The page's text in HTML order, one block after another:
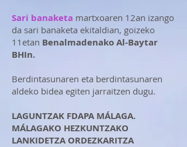
Sari banaketa martxoaren 12an izango
da sari banaketa ekitaldian, goizeko
11etan Benalmadenako Al-Baytar
BHIn.
Berdintasunaren eta berdintasunaren
aldeko bidea egiten jarraitzen dugu.
LAGUNTZAK FDAPA MÁLAGA.
MÁLAGAKO HEZKUNTZAKO
LANKIDETZA ORDEZKARITZA